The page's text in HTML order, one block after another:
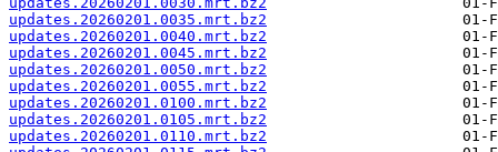
updates.20260201.0035.mrt.bz2
updates.20260201.0040.mrt.bz2
updates.20260201.0045.mrt.bz2
updates.20260201.0050.mrt.bz2
updates.20260201.0055.mrt.bz2
updates.20260201.0100.mrt.bz2
updates.20260201.0105.mrt.bz2
updates.20260201.0110.mrt.bz2